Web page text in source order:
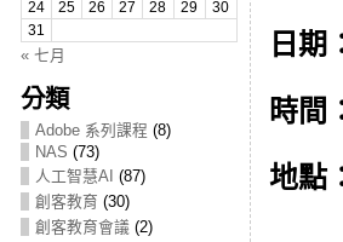
24
25 26 27 28 29
30
31
« 七月
分類
Adobe 系列課程 (8)
NAS (73)
人工智慧AI (87)
創客教育 (30)
創客教育會議 (2)
日期
時間
地點